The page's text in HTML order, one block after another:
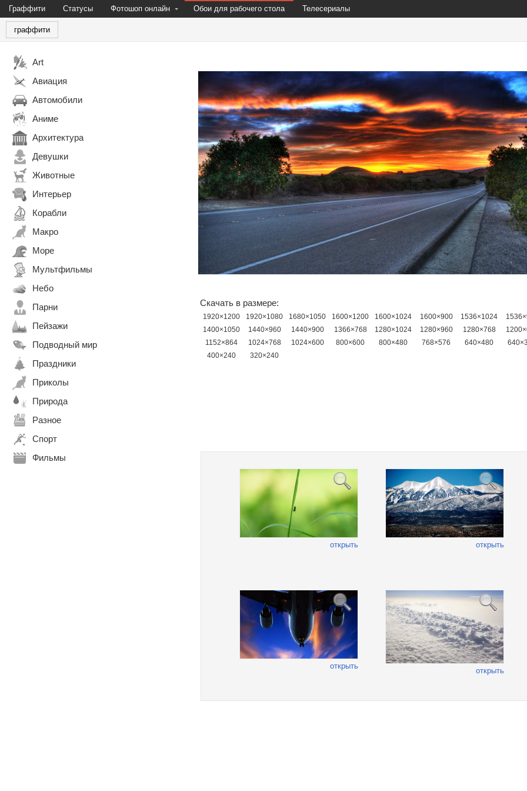
Граффити Статусы Фотошоп онлайн Обои для рабочего стола Телесериалы
граффити
Art
Авиация
Автомобили
Аниме
Архитектура
Девушки
Животные
Интерьер
Корабли
Макро
Море
Мультфильмы
Небо
Парни
Пейзажи
Подводный мир
Праздники
Приколы
Природа
Разное
Спорт
Фильмы
Скачать в размере:
1920×1200 1920×1080 1680×1050 1600×1200 1600×1024 1600×900 1536×1024
1400×1050
1440×960 1440×900 1366×768 1280×1024 1280×960 1280×768
1152×864
1024×768 1024×600 800×600 800×480 768×576 640×480
400×240
320×240
открыть открыть
открыть
открыть